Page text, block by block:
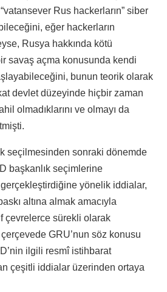
Rus hackerların” siber
eğer hackerların
Rusya hakkında kötü
savaş açma konusunda kendi
bunun teorik olarak
devlet düzeyinde hiçbir zaman
olmadıklarını ve olmayı da
seçilmesinden sonraki dönemde
başkanlık seçimlerine
yönelik iddialar,
altına almak amacıyla
çevrelerce sürekli olarak
GRU’nun söz konusu
ilgili resmî istihbarat
çeşitli iddialar üzerinden ortaya